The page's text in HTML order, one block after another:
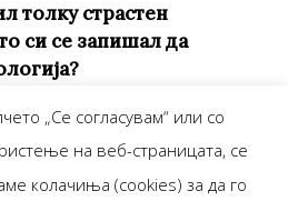
толку страстен
си се запишал да
насилната
е составен дел од
кон
„Се согласувам“ или со
на веб-страницата, се
колачиња (cookies) за да го